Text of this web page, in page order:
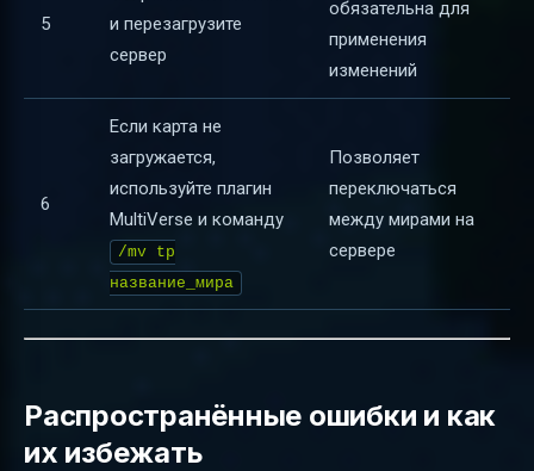
5
и перезагрузите
сервер
обязательна для
применения
изменений
6
Если карта не
загружается,
используйте плагин
MultiVerse и команду
/mv tp
название_мира
Позволяет
переключаться
между мирами на
сервере
Распространённые ошибки и как
их избежать